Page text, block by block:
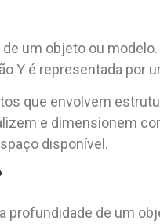
um objeto ou
Y é representada
que envolvem
e dimensionem
disponível.
a profundidade de um